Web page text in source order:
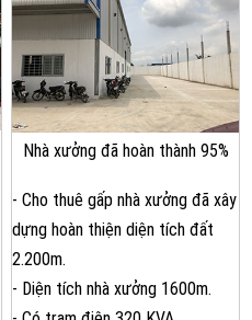
Nhà xưởng đã hoàn thành 95%
- Cho thuê gấp nhà xưởng đã xây
dựng hoàn thiện diện tích đất
2.200m.
- Diện tích nhà xưởng 1600m.